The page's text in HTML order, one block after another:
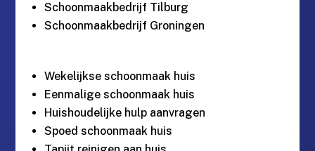
Schoonmaakbedrijf Tilburg
Schoonmaakbedrijf Groningen
Wekelijkse schoonmaak huis
Eenmalige schoonmaak huis
Huishoudelijke hulp aanvragen
Spoed schoonmaak huis